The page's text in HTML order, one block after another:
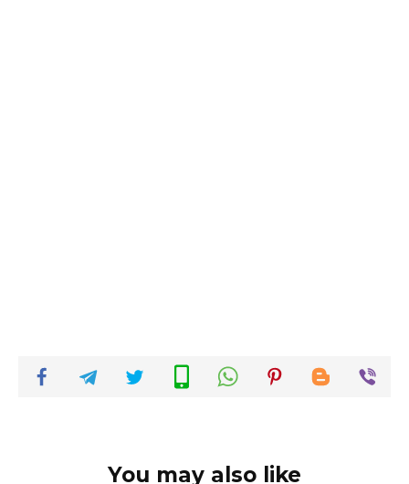
You may also like